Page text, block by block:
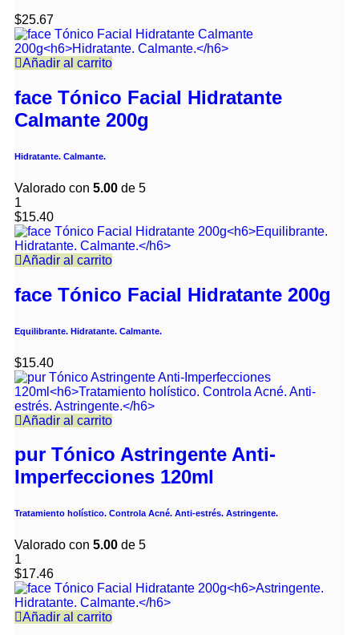
$25.67
Añadir al carrito
face Tónico Facial Hidratante
Calmante 200g
Hidratante. Calmante.
Valorado con 5.00 de 5
1
$15.40
Añadir al carrito
face Tónico Facial Hidratante 200g
Equilibrante. Hidratante. Calmante.
$15.40
Añadir al carrito
pur Tónico Astringente Anti-
Imperfecciones 120ml
Tratamiento holístico. Controla Acné. Anti-estrés. Astringente.
Valorado con 5.00 de 5
1
$17.46
Añadir al carrito